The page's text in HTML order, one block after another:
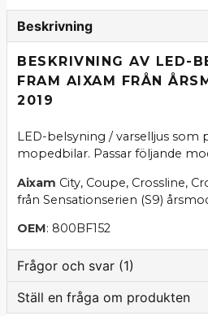
Beskrivning
BESKRIVNING AV LED-
FRAM AIXAM FRÅN
2019
LED-belsyning / varselljus som
mopedbilar. Passar följande
Aixam City, Coupe, Crossline,
från Sensationserien (S9)
OEM: 800BF152
Frågor och svar (1)
Ställ en fråga om produkten